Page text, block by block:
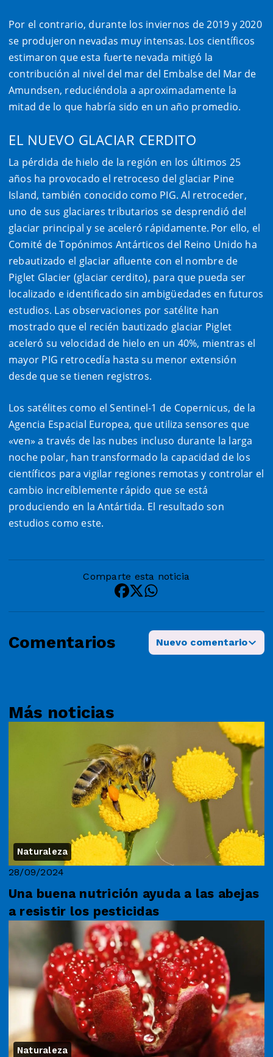
Por el contrario, durante los inviernos de 2019 y 2020
se produjeron nevadas muy intensas. Los científicos
estimaron que esta fuerte nevada mitigó la
contribución al nivel del mar del Embalse del Mar de
Amundsen, reduciéndola a aproximadamente la
mitad de lo que habría sido en un año promedio.
EL NUEVO GLACIAR CERDITO
La pérdida de hielo de la región en los últimos 25
años ha provocado el retroceso del glaciar Pine
Island, también conocido como PIG. Al retroceder,
uno de sus glaciares tributarios se desprendió del
glaciar principal y se aceleró rápidamente. Por ello, el
Comité de Topónimos Antárticos del Reino Unido ha
rebautizado el glaciar afluente con el nombre de
Piglet Glacier (glaciar cerdito), para que pueda ser
localizado e identificado sin ambigüedades en futuros
estudios. Las observaciones por satélite han
mostrado que el recién bautizado glaciar Piglet
aceleró su velocidad de hielo en un 40%, mientras el
mayor PIG retrocedía hasta su menor extensión
desde que se tienen registros.
Los satélites como el Sentinel-1 de Copernicus, de la
Agencia Espacial Europea, que utiliza sensores que
«ven» a través de las nubes incluso durante la larga
noche polar, han transformado la capacidad de los
científicos para vigilar regiones remotas y controlar el
cambio increíblemente rápido que se está
produciendo en la Antártida. El resultado son
estudios como este.
Comparte esta noticia
Comentarios Nuevo comentario
Más noticias
Naturaleza
28/09/2024
Una buena nutrición ayuda a las abejas
a resistir los pesticidas
Naturaleza